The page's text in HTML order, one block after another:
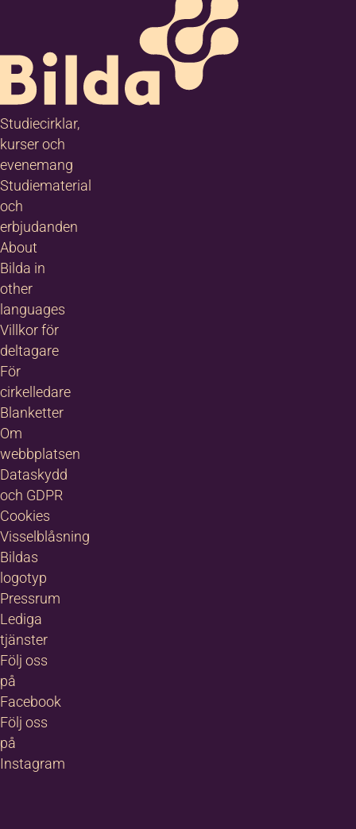
Studiecirklar,
kurser och
evenemang
Studiematerial
och
erbjudanden
About
Bilda in
other
languages
Villkor för
deltagare
För
cirkelledare
Blanketter
Om
webbplatsen
Dataskydd
och GDPR
Cookies
Visselblåsning
Bildas
logotyp
Pressrum
Lediga
tjänster
Följ oss
på
Facebook
Följ oss
på
Instagram